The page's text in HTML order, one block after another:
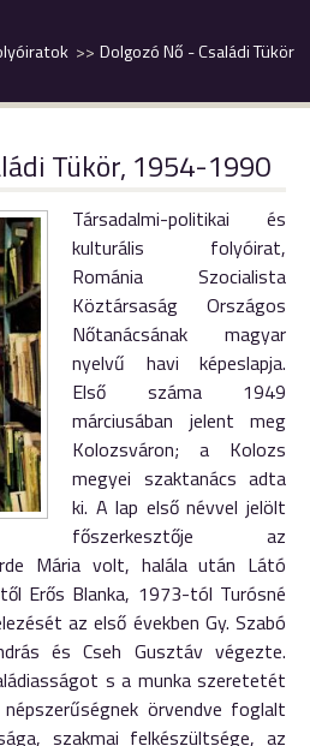
Dolgozó Nő - Családi Tükör
Tükör, 1954-1990
Társadalmi-politikai és
kulturális folyóirat,
Románia Szocialista
Köztársaság Országos
Nőtanácsának magyar
nyelvű havi képeslapja.
Első száma 1949
márciusában jelent meg
Kolozsváron; a Kolozs
megyei szaktanács adta
ki. A lap első névvel jelölt
főszerkesztője az
Mária volt, halála után Látó
Erős Blanka, 1973-tól Turósné
az első években Gy. Szabó
és Cseh Gusztáv végezte.
s a munka szeretetét
örvendve foglalt
szakmai felkészültsége, az